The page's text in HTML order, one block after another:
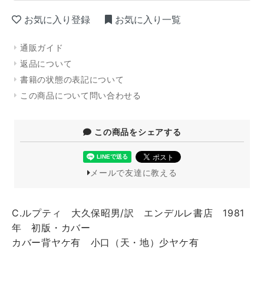
お気に入り登録 お気に入り一覧
通販ガイド
返品について
書籍の状態の表記について
この商品について問い合わせる
この商品をシェアする
メールで友達に教える
C.ルプティ 大久保昭男/訳 エンデルレ書店 1981
年 初版・カバー
カバー背ヤケ有 小口（天・地）少ヤケ有